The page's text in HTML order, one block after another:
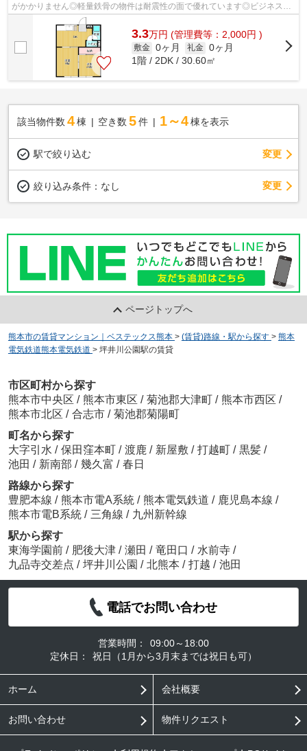
がかかりません◎軽量鉄骨の物件は耐震性の面で優れています◎ビジネスマ
ンには必須の、インターネット有り物件で...
3.3万円 (管理費等：2,000円 )
敷金 0ヶ月 礼金 0ヶ月
1階 / 2DK / 30.60㎡
該当物件数 4棟 空き数 5 件 1～4 棟を表示
駅で絞り込む 変更
絞り込み条件： なし 変更
ページトップへ
熊本市の賃貸マンション｜ベステックス熊本 > (賃貸)路線・駅から探す > 熊本
電気鉄道熊本電気鉄道 > 坪井川公園駅の賃貸
市区町村から探す
熊本市中央区 / 熊本市東区 / 菊池郡大津町 / 熊本市西区 /
熊本市北区 / 合志市 / 菊池郡菊陽町
町名から探す
大字引水 / 保田窪本町 / 渡鹿 / 新屋敷 / 打越町 / 黒髪 /
池田 / 新南部 / 幾久富 / 春日
路線から探す
豊肥本線 / 熊本市電A系統 / 熊本電気鉄道 / 鹿児島本線 /
熊本市電B系統 / 三角線 / 九州新幹線
駅から探す
東海学園前 / 肥後大津 / 瀬田 / 竜田口 / 水前寺 /
九品寺交差点 / 坪井川公園 / 北熊本 / 打越 / 池田
電話でお問い合わせ
営業時間：
09:00～18:00
定休日：
祝日（1月から3月末までは祝日も可）
ホーム 会社概要
お問い合わせ 物件リクエスト